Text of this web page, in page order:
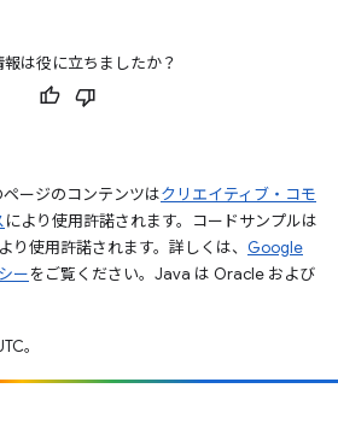
報は役に立ちましたか？
ージのコンテンツはクリエイティブ・コモ
により使用許諾されます。コードサンプルは
り使用許諾されます。詳しくは、 Google
ーをご覧ください。Java は Oracle および
。